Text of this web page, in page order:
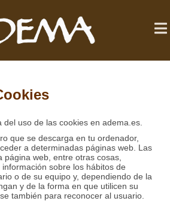
del uso de las cookies en adema.es.
que se descarga en tu ordenador,
a determinadas páginas web. Las
página web, entre otras cosas,
sobre los hábitos de
o de su equipo y, dependiendo de la
y de la forma en que utilicen su
también para reconocer al usuario.